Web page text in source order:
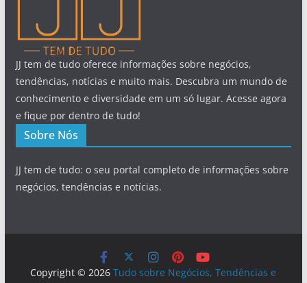
JJ tem de tudo oferece informações sobre negócios,
tendências, notícias e muito mais. Descubra um mundo de
conhecimento e diversidade em um só lugar. Acesse agora
e fique por dentro de tudo!
Sobre Nós
JJ tem de tudo: o seu portal completo de informações sobre
negócios, tendências e notícias.
Copyright © 2026Tudo sobre Negócios, Tendências e